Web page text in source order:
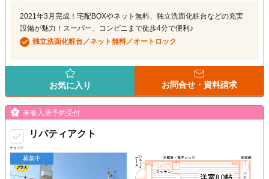
2021年3月完成！宅配BOXやネット無料、独立洗面化粧台などの充実
設備が魅力！スーパー、コンビニまで徒歩4分で便利♪
独立洗面化粧台／ネット無料／オートロック
お気に入り お問合せ・資料請求
チェック
来春入居予約受付
リバティアクト
募集中